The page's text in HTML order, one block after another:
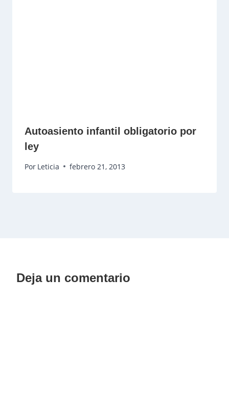
Autoasiento infantil obligatorio por
ley
Por Leticia febrero 21, 2013
Deja un comentario